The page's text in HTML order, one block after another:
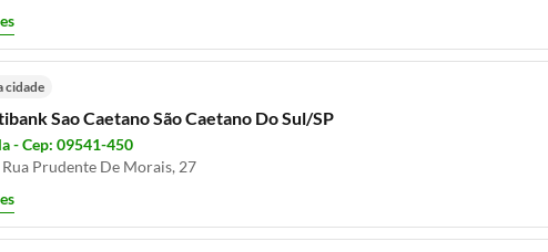
cidade
Sao Caetano São Caetano Do Sul/SP
- Cep: 09541-450
Prudente De Morais, 27